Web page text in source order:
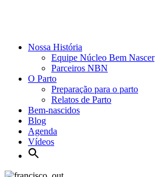
Nossa História
Equipe Núcleo Bem Nascer
Parceiros NBN
O Parto
Preparação para o parto
Relatos de Parto
Bem-nascidos
Blog
Agenda
Vídeos